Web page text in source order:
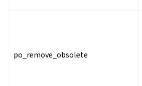
po_remove_obsolete